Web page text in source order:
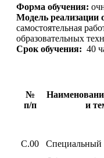
Форма обучения:
Модель реализации
самостоятельная
образовательных
Срок обучения: 40
№
п/п
и
С.00
Специальный